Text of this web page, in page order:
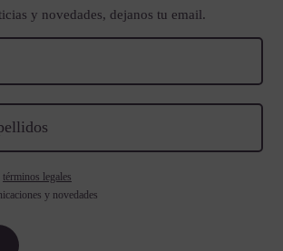
y novedades, dejanos tu email.
términos legales
y novedades